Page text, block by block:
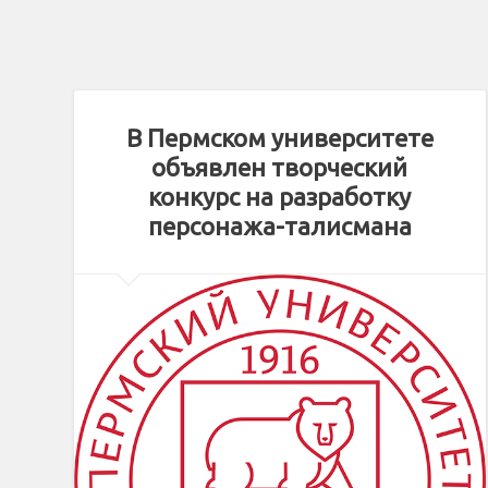
В Пермском университете
объявлен творческий
конкурс на разработку
персонажа-талисмана